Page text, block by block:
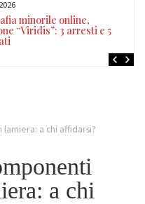
minorile online,
“Viridis”: 3 arresti e 5
a chi affidarsi?
a chi